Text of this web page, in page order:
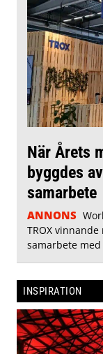
När Årets
byggdes
samarbete
ANNONS
TROX
samarbete med
INSPIRATION